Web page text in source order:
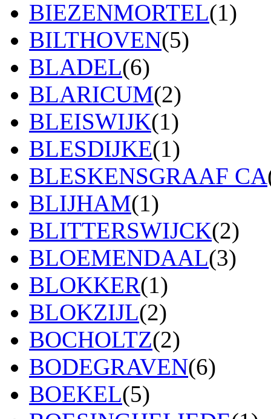
BIEZENMORTEL(1)
BILTHOVEN(5)
BLADEL(6)
BLARICUM(2)
BLEISWIJK(1)
BLESDIJKE(1)
BLESKENSGRAAF CA
BLIJHAM(1)
BLITTERSWIJCK(2)
BLOEMENDAAL(3)
BLOKKER(1)
BLOKZIJL(2)
BOCHOLTZ(2)
BODEGRAVEN(6)
BOEKEL(5)